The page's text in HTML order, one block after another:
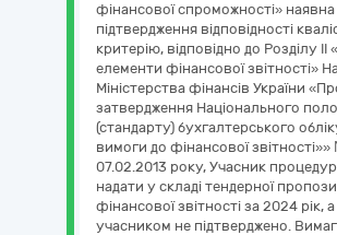
фінансової спроможності»
підтвердження відповідності
критерію, відповідно до Розділу ІІ
елементи фінансової звітності»
Міністерства фінансів України
затвердження Національного
(стандарту) бухгалтерського
вимоги до фінансової
07.02.2013 року, Учасник
надати у складі тендерної
фінансової звітності за 2024 рік,
учасником не підтверджено.